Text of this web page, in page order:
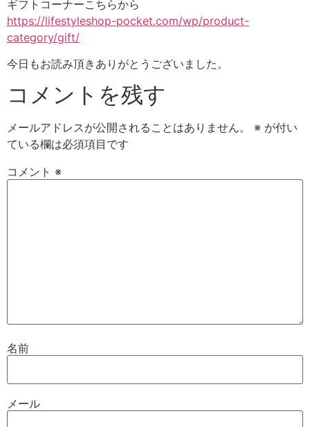
ギフトコーナーこちらから
https://lifestyleshop-pocket.com/wp/product-
category/gift/
今日もお読み頂きありがとうございました。
コメントを残す
メールアドレスが公開されることはありません。 ※ が付い
ている欄は必須項目です
コメント ※
名前
メール